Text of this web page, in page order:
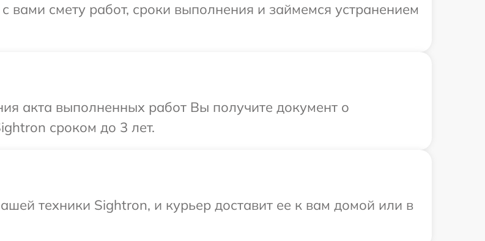
вами смету работ, сроки выполнения и займемся устранением
акта выполненных работ Вы получите документ о
сроком до 3 лет.
техники Sightron, и курьер доставит ее к вам домой или в